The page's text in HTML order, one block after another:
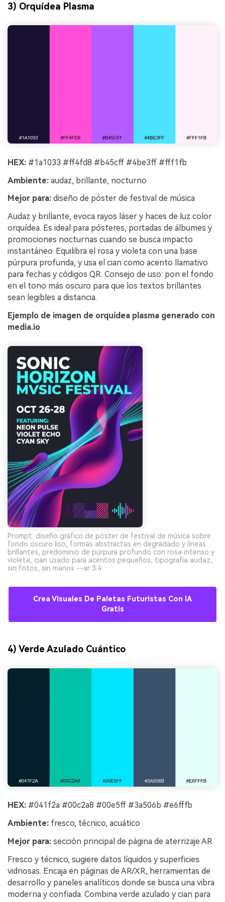
3) Orquídea Plasma
HEX: #1a1033 #ff4fd8 #b45cff #4be3ff #fff1fb
Ambiente: audaz, brillante, nocturno
Mejor para: diseño de póster de festival de música
Audaz y brillante, evoca rayos láser y haces de luz color
orquídea. Es ideal para pósteres, portadas de álbumes y
promociones nocturnas cuando se busca impacto
instantáneo. Equilibra el rosa y violeta con una base
púrpura profunda, y usa el cian como acento llamativo
para fechas y códigos QR. Consejo de uso: pon el fondo
en el tono más oscuro para que los textos brillantes
sean legibles a distancia.
Ejemplo de imagen de orquídea plasma generado con
media.io
Prompt: diseño gráfico de póster de festival de música sobre
fondo oscuro liso, formas abstractas en degradado y líneas
brillantes, predominio de púrpura profundo con rosa intenso y
violeta, cian usado para acentos pequeños, tipografía audaz,
sin fotos, sin manos --ar 3:4
Crea Visuales De Paletas Futuristas Con IA
Gratis
4) Verde Azulado Cuántico
HEX: #041f2a #00c2a8 #00e5ff #3a506b #e6fffb
Ambiente: fresco, técnico, acuático
Mejor para: sección principal de página de aterrizaje AR
Fresco y técnico, sugiere datos líquidos y superficies
vidriosas. Encaja en páginas de AR/XR, herramientas de
desarrollo y paneles analíticos donde se busca una vibra
moderna y confiada. Combina verde azulado y cian para